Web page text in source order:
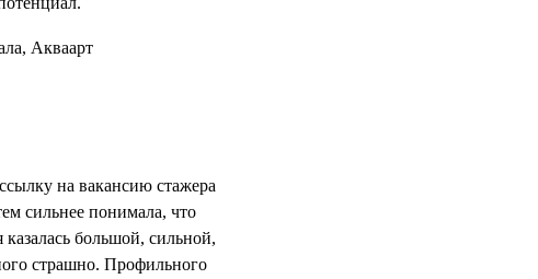
на вакансию стажера
сильнее понимала, что
большой, сильной,
страшно. Профильного